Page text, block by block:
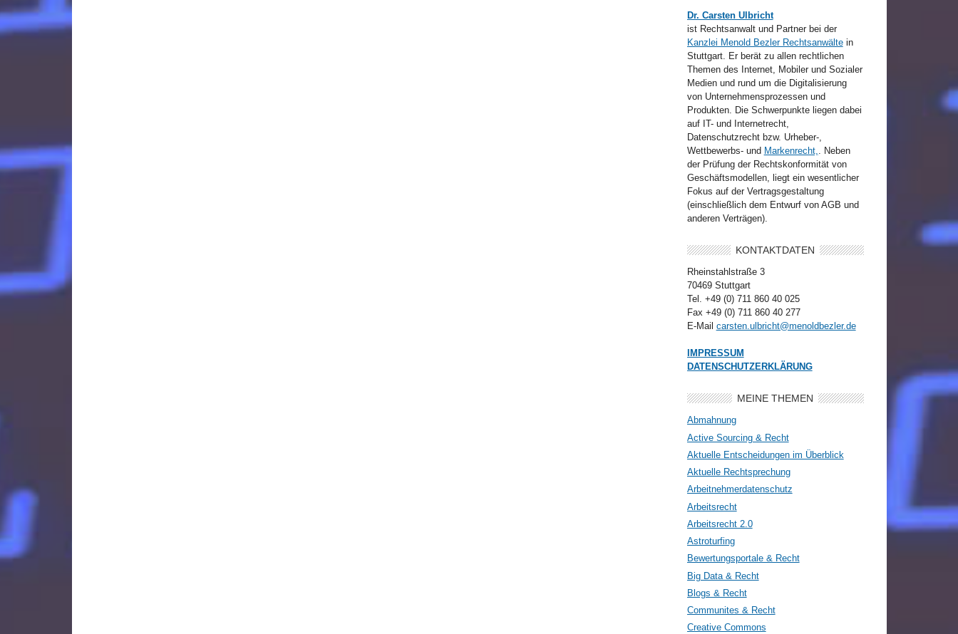
Dr. Carsten Ulbricht
ist Rechtsanwalt und Partner bei der
Kanzlei Menold Bezler Rechtsanwältein
Stuttgart. Er berät zu allen rechtlichen
Themen des Internet, Mobiler und Sozialer
Medien und rund um die Digitalisierung
von Unternehmensprozessen und
Produkten. Die Schwerpunkte liegen dabei
auf IT- und Internetrecht,
Datenschutzrecht bzw. Urheber-,
Wettbewerbs- und Markenrecht,. Neben
der Prüfung der Rechtskonformität von
Geschäftsmodellen, liegt ein wesentlicher
Fokus auf der Vertragsgestaltung
(einschließlich dem Entwurf von AGB und
anderen Verträgen).
KONTAKTDATEN
Rheinstahlstraße 3
70469 Stuttgart
Tel. +49 (0) 711 860 40 025
Fax +49 (0) 711 860 40 277
E-Mail carsten.ulbricht@menoldbezler.de
IMPRESSUM
DATENSCHUTZERKLÄRUNG
MEINE THEMEN
Abmahnung
Active Sourcing & Recht
Aktuelle Entscheidungen im Überblick
Aktuelle Rechtsprechung
Arbeitnehmerdatenschutz
Arbeitsrecht
Arbeitsrecht 2.0
Astroturfing
Bewertungsportale & Recht
Big Data & Recht
Blogs & Recht
Communites & Recht
Creative Commons